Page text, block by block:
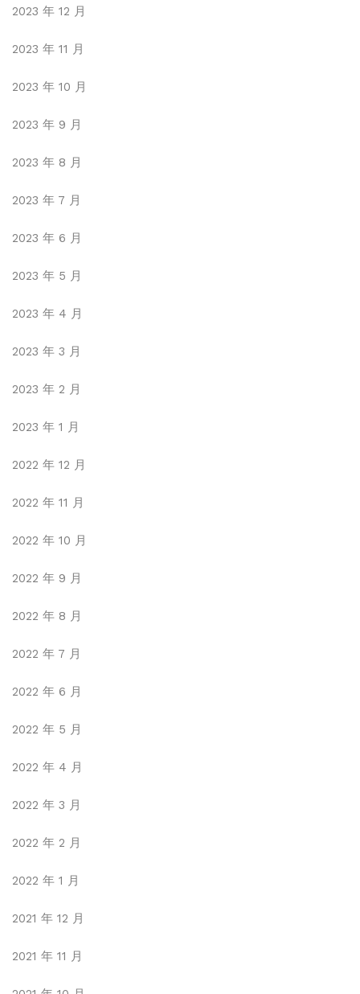
2023 年 12 月
2023 年 11 月
2023 年 10 月
2023 年 9 月
2023 年 8 月
2023 年 7 月
2023 年 6 月
2023 年 5 月
2023 年 4 月
2023 年 3 月
2023 年 2 月
2023 年 1 月
2022 年 12 月
2022 年 11 月
2022 年 10 月
2022 年 9 月
2022 年 8 月
2022 年 7 月
2022 年 6 月
2022 年 5 月
2022 年 4 月
2022 年 3 月
2022 年 2 月
2022 年 1 月
2021 年 12 月
2021 年 11 月